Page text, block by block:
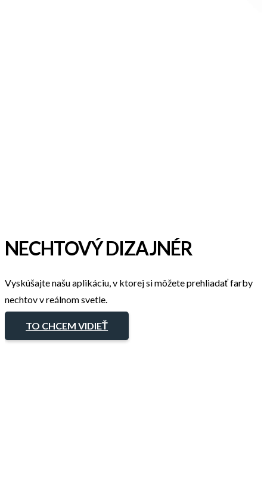
NECHTOVÝ DIZAJNÉR
Vyskúšajte našu aplikáciu, v ktorej si môžete prehliadať farby
nechtov v reálnom svetle.
TO CHCEM VIDIEŤ